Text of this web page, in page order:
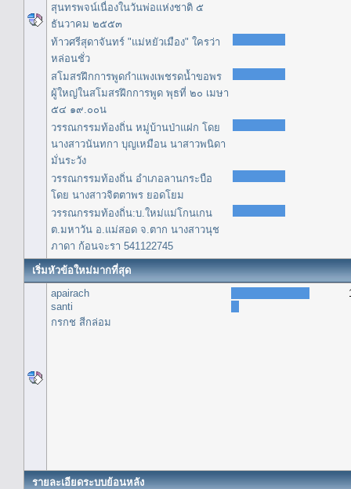
สุนทรพจน์เนื่องในวันพ่อแห่งชาติ ๕
ธันวาคม ๒๕๕๓
ท้าวศรีสุดาจันทร์ "แม่หยัวเมือง" ใครว่า
หล่อนชั่ว
สโมสรฝึกการพูดกำแพงเพชรดน้ำขอพร
ผู้ใหญ่ในสโมสรฝึกการพูด พุธที่ ๒๐ เมษา
๕๔ ๑๙.๐๐น
วรรณกรรมท้องถิ่น หมู่บ้านป่าแฝก โดย
นางสาวนันทกา บุญเหมือน นาสาวพนิดา
มั่นระวัง
วรรณกรรมท้องถิ่น อำเภอลานกระบือ
โดย นางสาวจิตตาพร ยอดโยม
วรรณกรรมท้องถิ่น:บ.ใหม่แม่โกนเกน
ต.มหาวัน อ.แม่สอด จ.ตาก นางสาวนุช
ภาดา ก้อนจะรา 541122745
เริ่มหัวข้อใหม่มากที่สุด
apairach
santi
กรกช สีกล่อม
รายละเอียดระบบย้อนหลัง